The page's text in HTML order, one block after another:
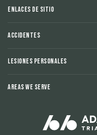
Enlaces de sitio
Accidentes
Lesiones Personales
Areas We Serve